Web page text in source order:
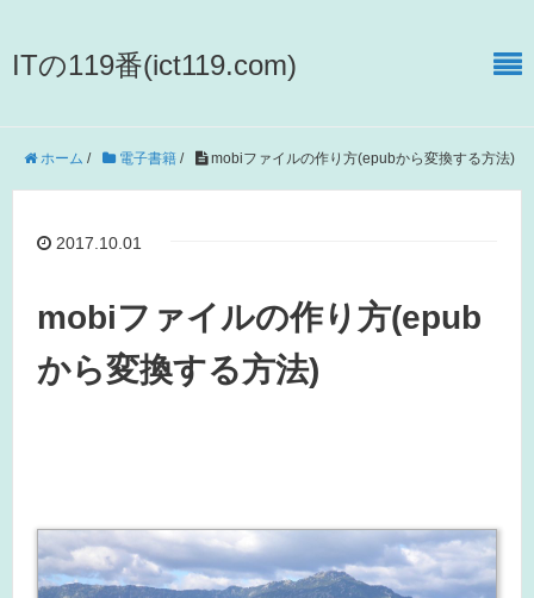
ITの119番(ict119.com)
ホーム / 電子書籍 / mobiファイルの作り方(epubから変換する方法)
2017.10.01
mobiファイルの作り方(epub
から変換する方法)